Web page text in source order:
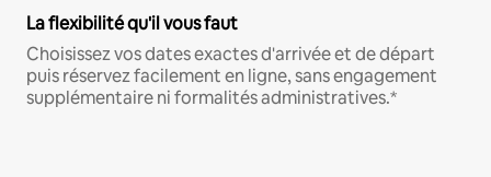
La flexibilité qu'il vous faut
Choisissez vos dates exactes d'arrivée et de départ
puis réservez facilement en ligne, sans engagement
supplémentaire ni formalités administratives.*